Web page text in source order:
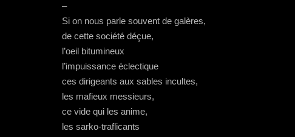
–
Si on nous parle souvent de galères,
de cette société déçue,
l’oeil bitumineux
l’impuissance éclectique
ces dirigeants aux sables incultes,
les mafieux messieurs,
ce vide qui les anime,
les sarko-traflicants